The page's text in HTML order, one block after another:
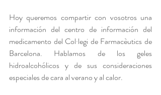
Hoy queremos compartir con vosotros una
información del centro de información del
medicamento del Col·legi de Farmacèutics de
Barcelona. Hablamos de los geles
hidroalcohólicos y de sus consideraciones
especiales de cara al verano y al calor.